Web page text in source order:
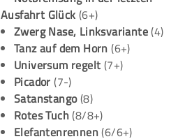
Ausfahrt Glück (6+)
Zwerg Nase, Linksvariante(4)
Tanz auf dem Horn (6+)
Universum regelt (7+)
Picador (7-)
Satanstango(8)
Rotes Tuch(8/8+)
Elefantenrennen(6/6+)